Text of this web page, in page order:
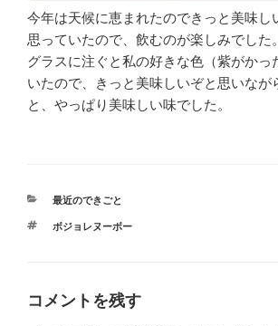
今年は天候に恵まれたのできっと美味し
思っていたので、飲むのが楽しみでした。
グラスに注ぐと私の好きな色（紫がかっ
いたので、きっと美味しいぞと思いなが
と、やっぱり美味しい味でした。
カ
ゴ
最近のできごと
タ
ボジョレヌーボー
コメントを残す